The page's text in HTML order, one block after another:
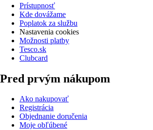
Prístupnosť
Kde dovážame
Poplatok za službu
Nastavenia cookies
Možnosti platby
Tesco.sk
Clubcard
Pred prvým nákupom
Ako nakupovať
Registrácia
Objednanie doručenia
Moje obľúbené